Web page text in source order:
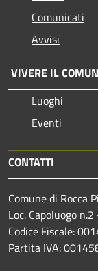
Comunicati
Avvisi
VIVERE IL
Luoghi
Eventi
CONTATTI
Comune di Rocca
Loc. Capoluogo
Codice Fiscale:
Partita IVA: